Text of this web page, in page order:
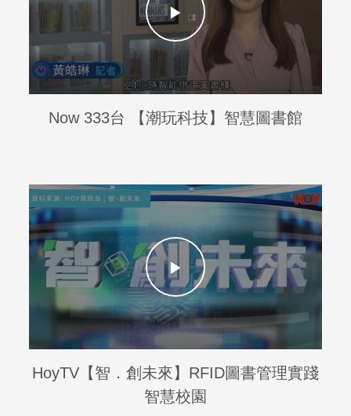
Now 333台 【潮玩科技】智慧圖書館
HoyTV【智．創未來】RFID圖書管理實踐
智慧校園